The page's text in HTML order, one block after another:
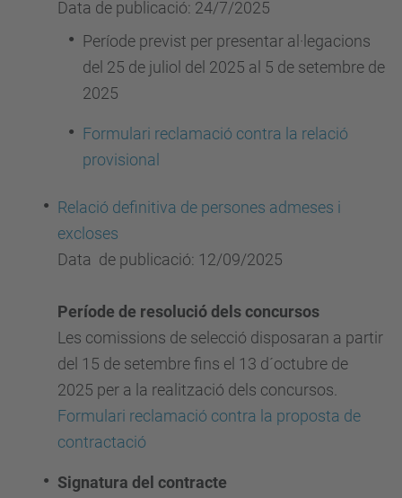
Data de publicació: 24/7/2025
Període previst per presentar al·legacions
del 25 de juliol del 2025 al 5 de setembre de
2025
Formulari reclamació contra la relació
provisional
Relació definitiva de persones admeses i
excloses
Data de publicació: 12/09/2025
Període de resolució dels concursos
Les comissions de selecció disposaran a partir
del 15 de setembre fins el 13 d´octubre de
2025 per a la realització dels concursos.
Formulari reclamació contra la proposta de
contractació
Signatura del contracte